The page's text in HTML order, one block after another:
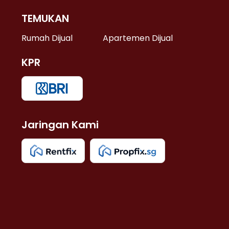
TEMUKAN
Rumah Dijual Apartemen Dijual
KPR
Jaringan Kami